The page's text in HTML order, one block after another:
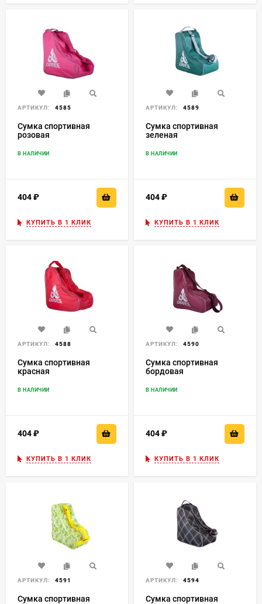
АРТИКУЛ: 4585
Сумка спортивная
розовая
В НАЛИЧИИ
404
КУПИТЬ В 1 КЛИК
АРТИКУЛ: 4589
Сумка спортивная
зеленая
В НАЛИЧИИ
404
КУПИТЬ В 1 КЛИК
АРТИКУЛ: 4588
Сумка спортивная
красная
В НАЛИЧИИ
404
КУПИТЬ В 1 КЛИК
АРТИКУЛ: 4590
Сумка спортивная
бордовая
В НАЛИЧИИ
404
КУПИТЬ В 1 КЛИК
АРТИКУЛ: 4591
Сумка спортивная
АРТИКУЛ: 4594
Сумка спортивная